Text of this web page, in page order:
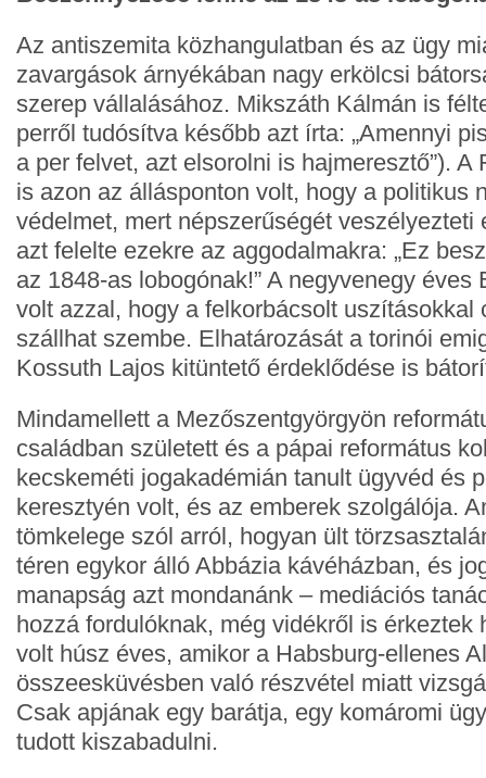
Az antiszemita közhangulatban és az ügy
zavargások árnyékában nagy erkölcsi
szerep vállalásához. Mikszáth Kálmán is
perről tudósítva később azt írta: „Amennyi
a per felvet, azt elsorolni is hajmeresztő”). A
is azon az állásponton volt, hogy a politikus
védelmet, mert népszerűségét veszélyezteti
azt felelte ezekre az aggodalmakra: „Ez
az 1848-as lobogónak!” A negyvenegy éves
volt azzal, hogy a felkorbácsolt uszításokkal
szállhat szembe. Elhatározását a torinói
Kossuth Lajos kitüntető érdeklődése is
Mindamellett a Mezőszentgyörgyön
családban született és a pápai református
kecskeméti jogakadémián tanult ügyvéd és
keresztyén volt, és az emberek szolgálója.
tömkelege szól arról, hogyan ült
téren egykor álló Abbázia kávéházban, és
manapság azt mondanánk – mediációs
hozzá fordulóknak, még vidékről is érkeztek
volt húsz éves, amikor a Habsburg-ellenes
összeesküvésben való részvétel miatt
Csak apjának egy barátja, egy komáromi
tudott kiszabadulni.